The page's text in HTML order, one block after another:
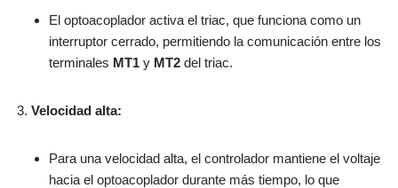
El optoacoplador activa el triac, que funciona como un
interruptor cerrado, permitiendo la comunicación entre los
terminales MT1 y MT2 del triac.
Velocidad alta:
Para una velocidad alta, el controlador mantiene el voltaje
hacia el optoacoplador durante más tiempo, lo que